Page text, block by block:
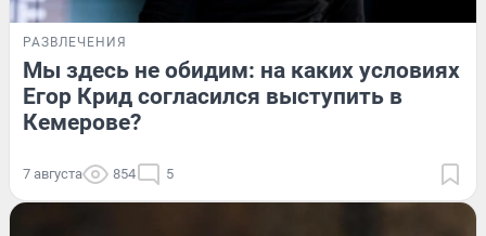
РАЗВЛЕЧЕНИЯ
Мы здесь не обидим: на каких условиях
Егор Крид согласился выступить в
Кемерове?
7 августа 854 5